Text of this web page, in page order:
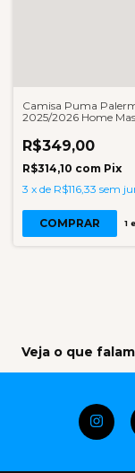
Camisa Puma
2025/2026 Home
R$349,00
R$314,10 com Pix
3 x de R$116,33 sem
COMPRAR 1
Veja o que